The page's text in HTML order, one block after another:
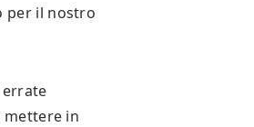
per il nostro
mettere in